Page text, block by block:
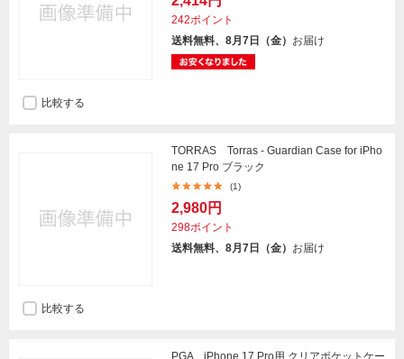
242ポイント
送料無料、8月7日（金） お届け
比較する
TORRAS Torras - Guardian Case for iPho
ne 17 Pro ブラック
(1)
2,980円
298ポイント
送料無料、8月7日（金） お届け
比較する
PGA iPhone 17 Pro用 クリアポケットケー